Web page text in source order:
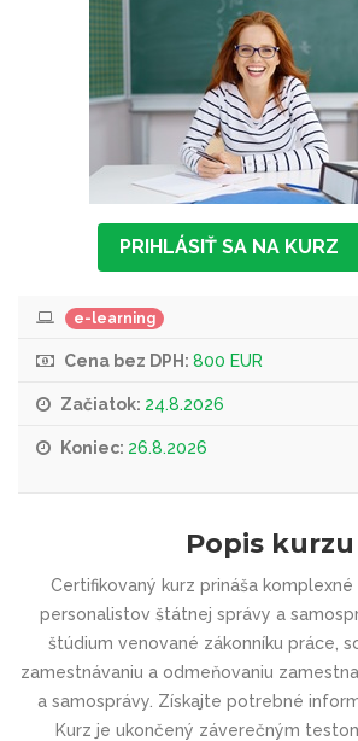
PRIHLÁSIŤ SA NA KURZ
e-learning
Cena bez DPH: 800 EUR
Začiatok: 24.8.2026
Koniec: 26.8.2026
Popis kurzu
Certifikovaný kurz prináša
personalistov štátnej správy a
štúdium venované zákonníku práce,
zamestnávaniu a odmeňovaniu
a samosprávy. Získajte potrebné
Kurz je ukončený záverečným